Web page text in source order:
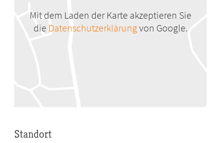
Mit dem Laden der Karte akzeptieren Sie
die Datenschutzerklärungvon Google.
Standort